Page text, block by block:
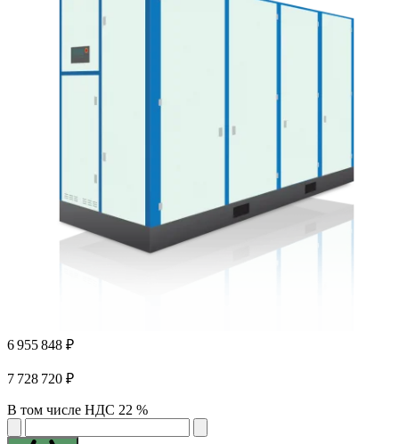
6 955 848 ₽
7 728 720 ₽
В том числе НДС 22 %